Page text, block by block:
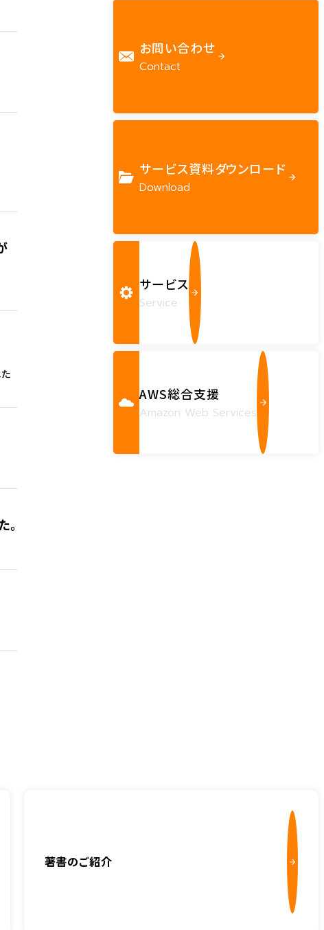
お問い合わせ
Contact
サービス資料ダウンロード
Download
サービス
Service
AWS総合支援
Amazon Web Services
著書のご紹介